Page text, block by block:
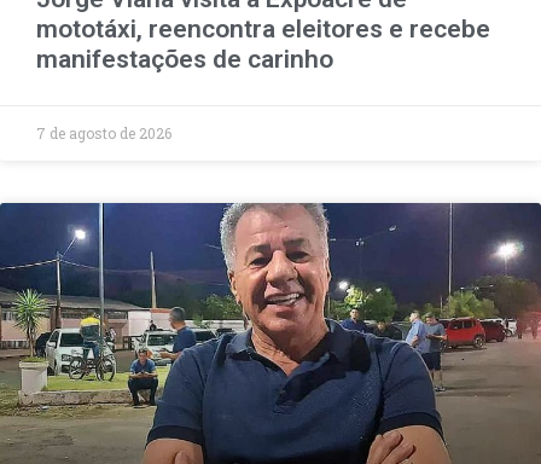
mototáxi, reencontra eleitores e recebe
manifestações de carinho
7 de agosto de 2026